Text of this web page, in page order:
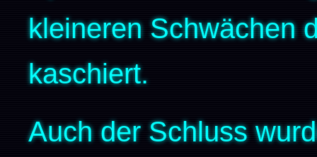
kleineren Schwächen
kaschiert.
Auch der Schluss